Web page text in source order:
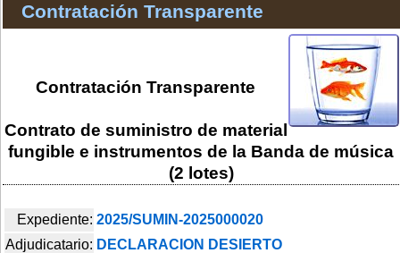
Contratación Transparente
Contratación Transparente
Contrato de suministro de material
fungible e instrumentos de la Banda de música
(2 lotes)
Expediente: 2025/SUMIN-2025000020
Adjudicatario: DECLARACION DESIERTO